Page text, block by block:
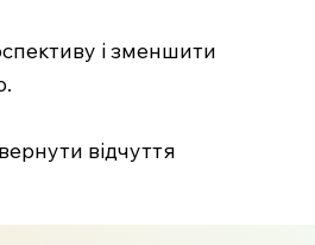
і зменшити
відчуття